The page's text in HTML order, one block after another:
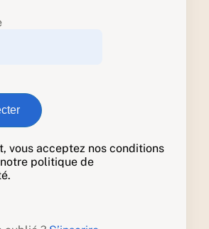
vous acceptez nos conditions
politique de